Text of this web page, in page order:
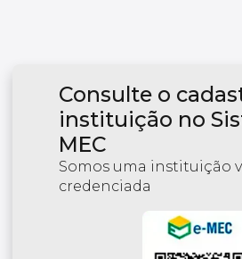
Consulte o
instituição no
MEC
Somos uma instituição
credenciada